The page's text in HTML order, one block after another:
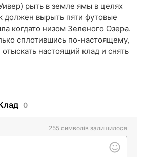
рыть в земле ямы в целях
должен вырыть пяти футовые
когдато низом Зеленого Озера.
сплотившись по-настоящему,
настоящий клад и снять
0
255 символів залишилося